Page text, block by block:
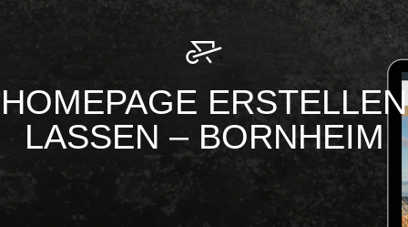
HOMEPAGE ERSTELLEN
LASSEN – BORNHEIM